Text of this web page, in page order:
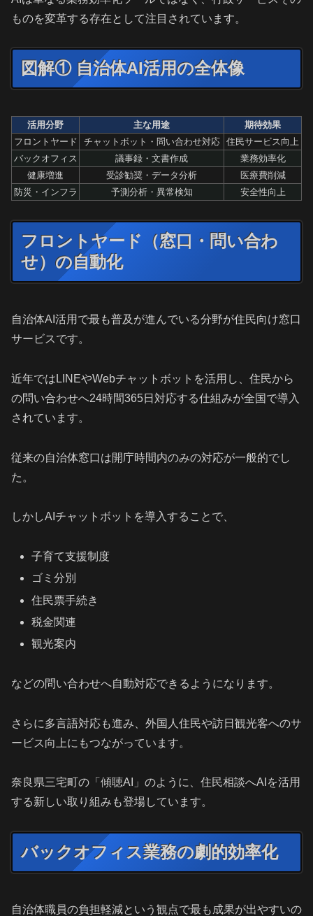
ものを変革する存在として注目されています。
図解① 自治体AI活用の全体像
活用分野 主な用途
期待効果
フロントヤード
チャットボット・問い合わせ対応
住民サービス向上
バックオフィス
議事録・文書作成
業務効率化
健康増進
受診勧奨・データ分析
医療費削減
防災・インフラ
予測分析・異常検知 安全性向上
フロントヤード（窓口・問い合わ
せ）の自動化
自治体AI活用で最も普及が進んでいる分野が住民向け窓口
サービスです。
近年ではLINEやWebチャットボットを活用し、住民から
の問い合わせへ24時間365日対応する仕組みが全国で導入
されています。
従来の自治体窓口は開庁時間内のみの対応が一般的でし
た。
しかしAIチャットボットを導入することで、
子育て支援制度
ゴミ分別
住民票手続き
税金関連
観光案内
などの問い合わせへ自動対応できるようになります。
さらに多言語対応も進み、外国人住民や訪日観光客へのサ
ービス向上にもつながっています。
奈良県三宅町の「傾聴AI」のように、住民相談へAIを活用
する新しい取り組みも登場しています。
バックオフィス業務の劇的効率化
自治体職員の負担軽減という観点で最も成果が出やすいの